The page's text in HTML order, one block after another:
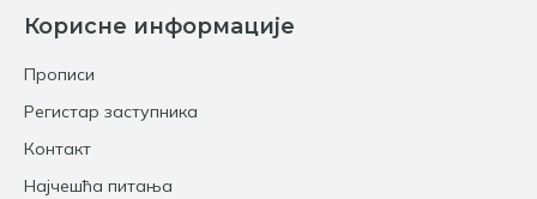
Корисне информације
Прописи
Регистар заступника
Контакт
Најчешћа питања